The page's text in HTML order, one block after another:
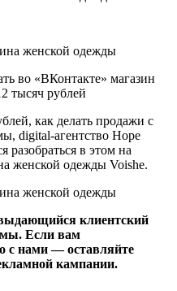
во «ВКонтакте» магазин
тысяч рублей
как делать продажи с
digital-агентство Hope
разобраться в этом на
женской одежды Voishe.
клиентский
Если вам
с нами — оставляйте
кампании.